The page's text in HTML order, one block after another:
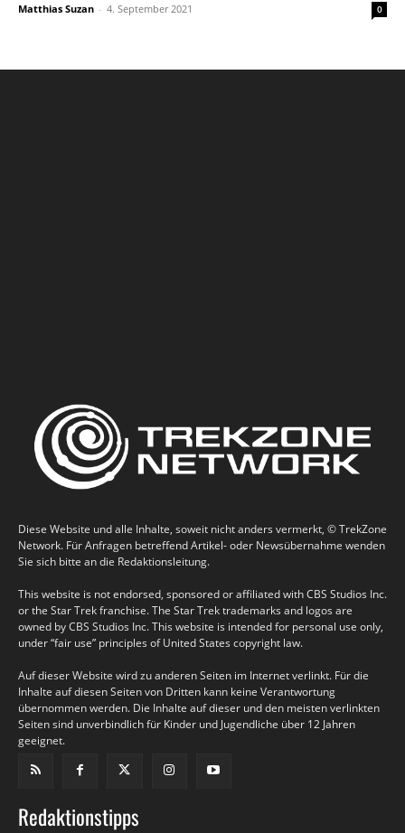
Matthias Suzan - 4. September 2021 0
Diese Website und alle Inhalte, soweit nicht anders vermerkt, © TrekZone
Network. Für Anfragen betreffend Artikel- oder Newsübernahme wenden
Sie sich bitte an die Redaktionsleitung.
This website is not endorsed, sponsored or affiliated with CBS Studios Inc.
or the Star Trek franchise. The Star Trek trademarks and logos are
owned by CBS Studios Inc. This website is intended for personal use only,
under “fair use” principles of United States copyright law.
Auf dieser Website wird zu anderen Seiten im Internet verlinkt. Für die
Inhalte auf diesen Seiten von Dritten kann keine Verantwortung
übernommen werden. Die Inhalte auf dieser und den meisten verlinkten
Seiten sind unverbindlich für Kinder und Jugendliche über 12 Jahren
geeignet.
Redaktionstipps